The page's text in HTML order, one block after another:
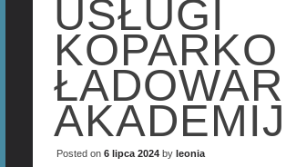
USŁUGI
KOPARKO
Posted on 6 lipca 2024by leonia